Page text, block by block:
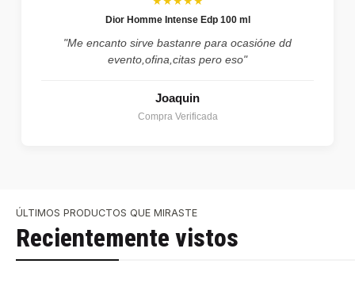
Dior Homme Intense Edp 100 ml
"Me encanto sirve bastanre para ocasióne dd
evento,ofina,citas pero eso"
Joaquin
Compra Verificada
ÚLTIMOS PRODUCTOS QUE MIRASTE
Recientemente vistos